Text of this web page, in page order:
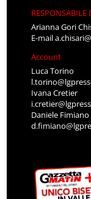
RESPONSABILE
Arianna Gori
E-mail
Account
Luca Torino
Ivana Cretier
Daniele Fimiano